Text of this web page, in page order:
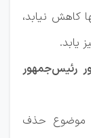
کاهش نیابد،
یابد.
رئیس‌جمهور
موضوع حذف